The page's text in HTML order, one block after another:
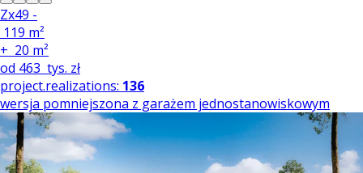
Zx49 -
119 m²
+ 20 m²
od 463 tys. zł
project.realizations: 136
wersja pomniejszona z garażem jednostanowiskowym